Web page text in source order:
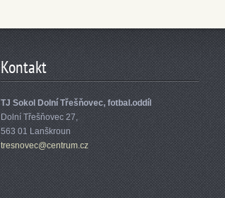
Kontakt
TJ Sokol Dolní Třešňovec, fotbal.oddíl
Dolní Třešňovec 27,
563 01 Lanškroun
tresnovec@centrum.cz